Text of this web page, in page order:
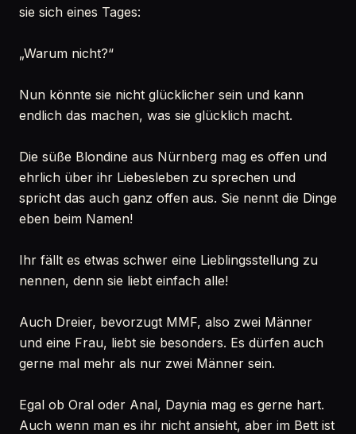
sie sich eines Tages:
„Warum nicht?“
Nun könnte sie nicht glücklicher sein und kann
endlich das machen, was sie glücklich macht.
Die süße Blondine aus Nürnberg mag es offen und
ehrlich über ihr Liebesleben zu sprechen und
spricht das auch ganz offen aus. Sie nennt die Dinge
eben beim Namen!
Ihr fällt es etwas schwer eine Lieblingsstellung zu
nennen, denn sie liebt einfach alle!
Auch Dreier, bevorzugt MMF, also zwei Männer
und eine Frau, liebt sie besonders. Es dürfen auch
gerne mal mehr als nur zwei Männer sein.
Egal ob Oral oder Anal, Daynia mag es gerne hart.
Auch wenn man es ihr nicht ansieht, aber im Bett ist